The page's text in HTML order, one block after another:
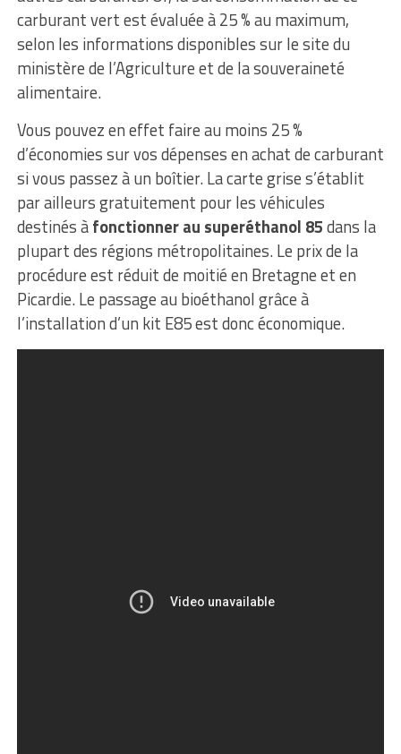
carburant vert est évaluée à 25 % au maximum,
selon les informations disponibles sur le site du
ministère de l’Agriculture et de la souveraineté
alimentaire.
Vous pouvez en effet faire au moins 25 %
d’économies sur vos dépenses en achat de carburant
si vous passez à un boîtier. La carte grise s’établit
par ailleurs gratuitement pour les véhicules
destinés àfonctionner au superéthanol 85dans la
plupart des régions métropolitaines. Le prix de la
procédure est réduit de moitié en Bretagne et en
Picardie. Le passage au bioéthanol grâce à
l’installation d’un kit E85 est donc économique.